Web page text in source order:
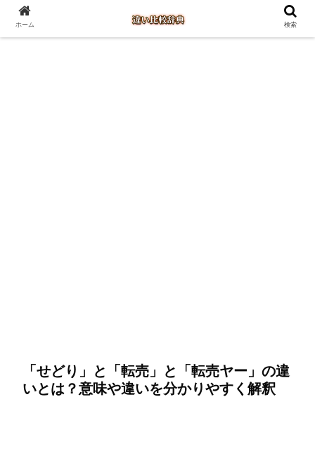
「せどり」と「転売」と「転売ヤー」の違
いとは？意味や違いを分かりやすく解釈
ホーム 検索